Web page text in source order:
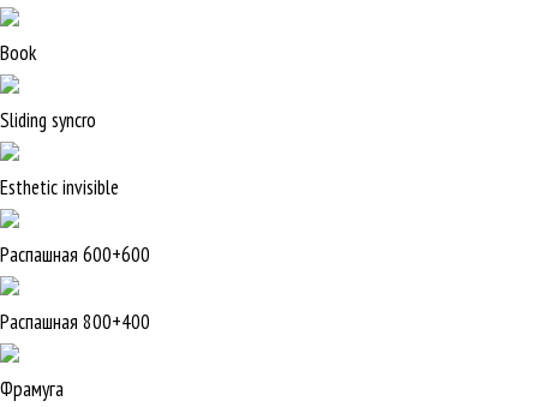
Book
Sliding syncro
Esthetic invisible
Распашная 600+600
Распашная 800+400
Фрамуга